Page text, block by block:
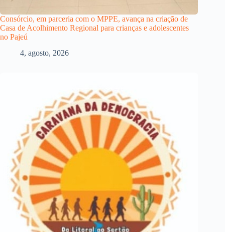
Consórcio, em parceria com o MPPE, avança na criação de
Casa de Acolhimento Regional para crianças e adolescentes
no Pajeú
4, agosto, 2026